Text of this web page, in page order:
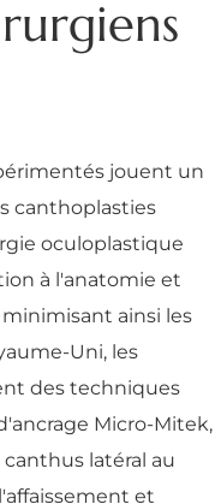
jouent un
canthoplasties
oculoplastique
à l'anatomie et
ainsi les
Uni, les
des techniques
Micro-Mitek,
latéral au
et